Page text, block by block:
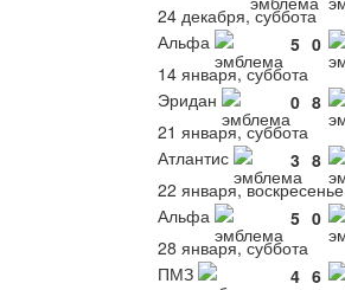
24 декабря, суббота
Альфа
5 0
14 января, суббота
Эридан
0 8
21 января, суббота
Атлантис
3 8
22 января, воскресенье
Альфа
5 0
28 января, суббота
ПМЗ
4 6